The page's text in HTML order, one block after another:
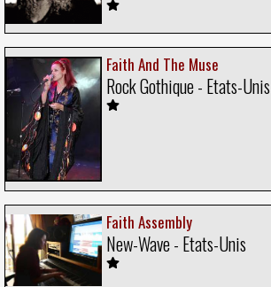
Faith And The Muse
Rock Gothique - Etats-Unis
Faith Assembly
New-Wave - Etats-Unis